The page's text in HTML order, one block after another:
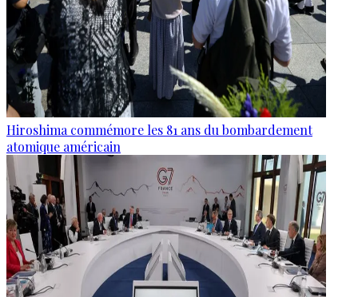
Hiroshima commémore les 81 ans du bombardement
atomique américain